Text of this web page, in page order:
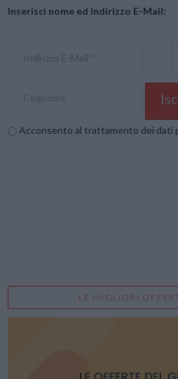
Inserisci nome ed indirizzo E-Mail:
Acconsento al trattamento dei dati
LE MIGLIORI